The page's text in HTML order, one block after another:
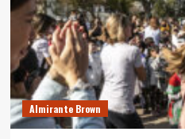
3000
para
adultos
mayores
Almirante Brown